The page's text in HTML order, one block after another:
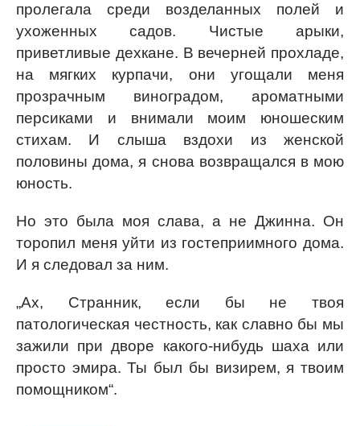
пролегала среди возделанных полей и
ухоженных садов. Чистые арыки,
приветливые дехкане. В вечерней прохладе,
на мягких курпачи, они угощали меня
прозрачным виноградом, ароматными
персиками и внимали моим юношеским
стихам. И слыша вздохи из женской
половины дома, я снова возвращался в мою
юность.
Но это была моя слава, а не Джинна. Он
торопил меня уйти из гостеприимного дома.
И я следовал за ним.
„Ах, Странник, если бы не твоя
патологическая честность, как славно бы мы
зажили при дворе какого-нибудь шаха или
просто эмира. Ты был бы визирем, я твоим
помощником“.